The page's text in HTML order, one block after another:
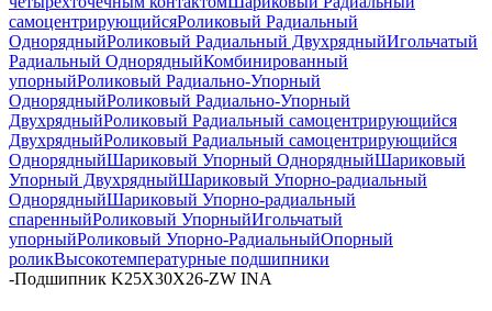
самоцентрирующийсяРоликовый Радиальный
ОднорядныйРоликовый Радиальный ДвухрядныйИгольчатый
Радиальный ОднорядныйКомбинированный
упорныйРоликовый Радиально-Упорный
ОднорядныйРоликовый Радиально-Упорный
ДвухрядныйРоликовый Радиальный самоцентрирующийся
ДвухрядныйРоликовый Радиальный самоцентрирующийся
ОднорядныйШариковый Упорный ОднорядныйШариковый
Упорный ДвухрядныйШариковый Упорно-радиальный
ОднорядныйШариковый Упорно-радиальный
спаренныйРоликовый УпорныйИгольчатый
упорныйРоликовый Упорно-РадиальныйОпорный
роликВысокотемпературные подшипники
-Подшипник K25X30X26-ZW INA